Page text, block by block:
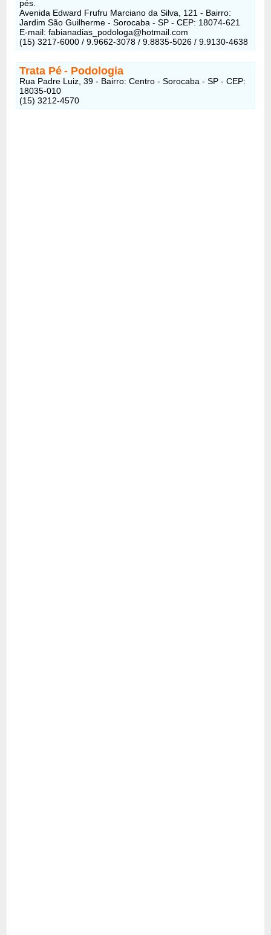
pés.
Avenida Edward Frufru Marciano da Silva, 121 - Bairro:
Jardim São Guilherme - Sorocaba - SP - CEP: 18074-621
E-mail: fabianadias_podologa@hotmail.com
(15) 3217-6000 / 9.9662-3078 / 9.8835-5026 / 9.9130-4638
Trata Pé - Podologia
Rua Padre Luiz, 39 - Bairro: Centro - Sorocaba - SP - CEP:
18035-010
(15) 3212-4570